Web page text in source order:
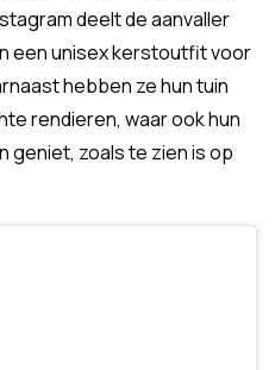
deelt de aanvaller
een unisex kerstoutfit voor
hebben ze hun tuin
rendieren, waar ook hun
geniet, zoals te zien is op